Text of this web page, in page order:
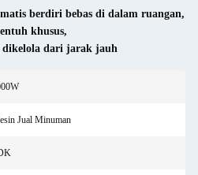
berdiri bebas di dalam ruangan,
khusus,
dikelola dari jarak jauh
Jual Minuman